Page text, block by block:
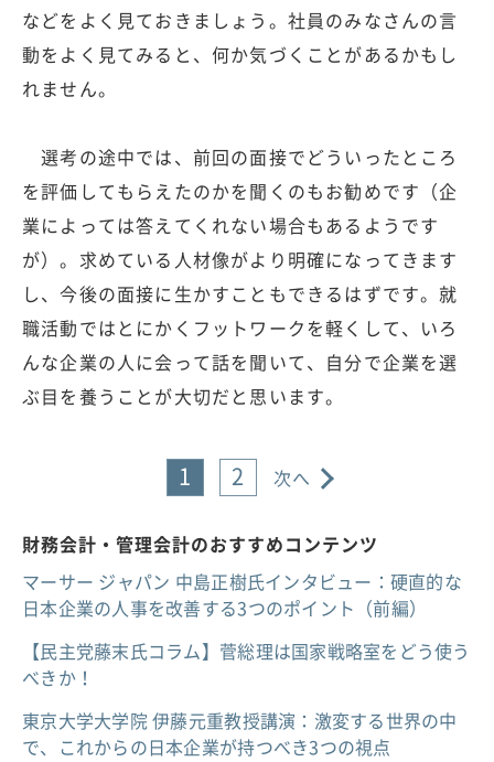
などをよく見ておきましょう。社員のみなさんの言
動をよく見てみると、何か気づくことがあるかもし
れません。
選考の途中では、前回の面接でどういったところ
を評価してもらえたのかを聞くのもお勧めです（企
業によっては答えてくれない場合もあるようです
が）。求めている人材像がより明確になってきます
し、今後の面接に生かすこともできるはずです。就
職活動ではとにかくフットワークを軽くして、いろ
んな企業の人に会って話を聞いて、自分で企業を選
ぶ目を養うことが大切だと思います。
1 2 次へ
財務会計・管理会計のおすすめコンテンツ
マーサー ジャパン 中島正樹氏インタビュー：硬直的な
日本企業の人事を改善する3つのポイント（前編）
【民主党藤末氏コラム】菅総理は国家戦略室をどう使う
べきか！
東京大学大学院 伊藤元重教授講演：激変する世界の中
で、これからの日本企業が持つべき3つの視点